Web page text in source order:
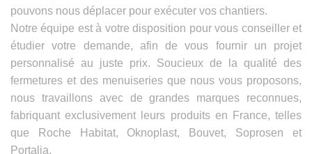
pouvons nous déplacer pour exécuter vos chantiers.
Notre équipe est à votre disposition pour vous conseiller et
étudier votre demande, afin de vous fournir un projet
personnalisé au juste prix. Soucieux de la qualité des
fermetures et des menuiseries que nous vous proposons,
nous travaillons avec de grandes marques reconnues,
fabriquant exclusivement leurs produits en France, telles
que Roche Habitat, Oknoplast, Bouvet, Soprosen et
Portalia.